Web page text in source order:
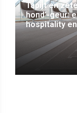
Tapijt en
hond’-geur:
hospitality